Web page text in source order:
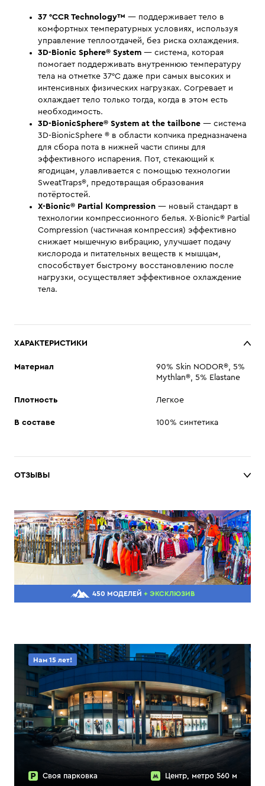
37 °CCR Technology™ — поддерживает тело в
комфортных температурных условиях, используя
управление теплоотдачей, без риска охлаждения.
3D-Bionic Sphere® System — система, которая
помогает поддерживать внутреннюю температуру
тела на отметке 37°С даже при самых высоких и
интенсивных физических нагрузках. Согревает и
охлаждает тело только тогда, когда в этом есть
необходимость.
3D-BionicSphere® System at the tailbone — система
3D-BionicSphere ® в области копчика предназначена
для сбора пота в нижней части спины для
эффективного испарения. Пот, стекающий к
ягодицам, улавливается с помощью технологии
SweatTraps®, предотвращая образования
потёртостей.
X-Bionic® Partial Kompression — новый стандарт в
технологии компрессионного белья. X-Bionic® Partial
Compression (частичная компрессия) эффективно
снижает мышечную вибрацию, улучшает подачу
кислорода и питательных веществ к мышцам,
способствует быстрому восстановлению после
нагрузки, осуществляет эффективное охлаждение
тела.
ХАРАКТЕРИСТИКИ
Материал
90% Skin NODOR®, 5%
Mythlan®, 5% Elastane
Плотность Легкое
В составе 100% синтетика
ОТЗЫВЫ
450 МОДЕЛЕЙ + ЭКСКЛЮЗИВ
Нам 15 лет!
Своя парковка Центр, метро 560 м